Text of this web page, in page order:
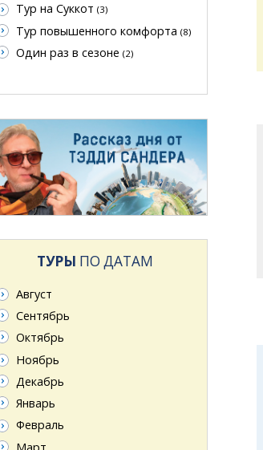
Тур на Суккот (3)
Тур повышенного комфорта (8)
Один раз в сезоне (2)
ТУРЫ ПО ДАТАМ
Август
Сентябрь
Октябрь
Ноябрь
Декабрь
Январь
Февраль